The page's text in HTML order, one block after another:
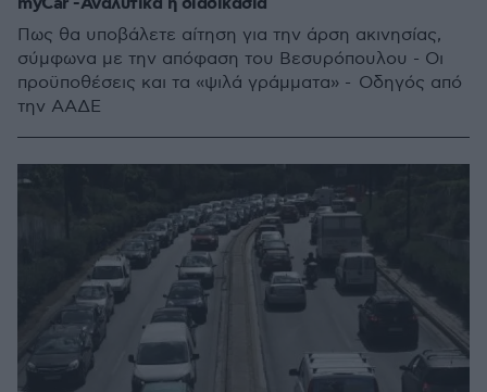
Πως θα υποβάλετε αίτηση για την άρση ακινησίας,
σύμφωνα με την απόφαση του Βεσυρόπουλου - Οι
προϋποθέσεις και τα «ψιλά γράμματα» - Οδηγός από
την ΑΑΔΕ